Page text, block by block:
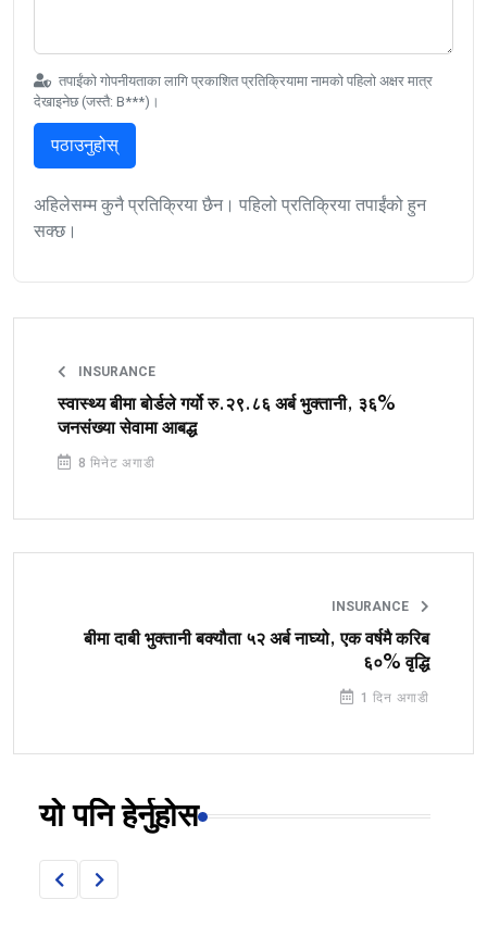
तपाईंको गोपनीयताका लागि प्रकाशित प्रतिक्रियामा नामको पहिलो अक्षर मात्र
देखाइनेछ (जस्तै: B***)।
पठाउनुहोस्
अहिलेसम्म कुनै प्रतिक्रिया छैन। पहिलो प्रतिक्रिया तपाईंको हुन
सक्छ।
INSURANCE
स्वास्थ्य बीमा बोर्डले गर्यो रु.२९.८६ अर्ब भुक्तानी, ३६%
जनसंख्या सेवामा आबद्ध
8 मिनेट अगाडी
INSURANCE
बीमा दाबी भुक्तानी बक्यौता ५२ अर्ब नाघ्यो, एक वर्षमै करिब
६०% वृद्धि
1 दिन अगाडी
यो पनि हेर्नुहोस